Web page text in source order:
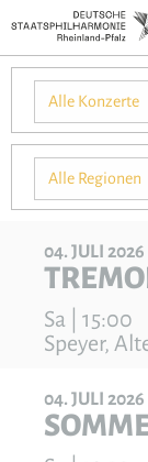
04 JULI 2026
Sa | 15:00
Speyer,
04 JULI 2026